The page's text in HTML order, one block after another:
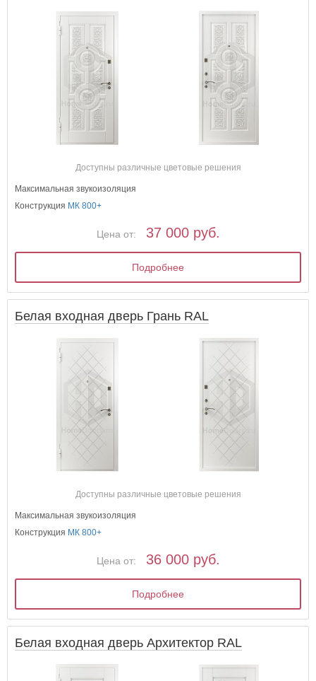
Доступны различные цветовые решения
Максимальная звукоизоляция
Конструкция МК 800+
Цена от: 37 000 руб.
Подробнее
Белая входная дверь Грань RAL
Доступны различные цветовые решения
Максимальная звукоизоляция
Конструкция МК 800+
Цена от: 36 000 руб.
Подробнее
Белая входная дверь Архитектор RAL